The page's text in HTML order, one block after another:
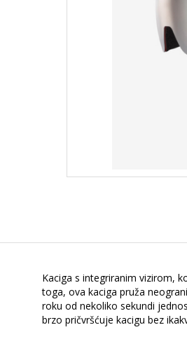
Kaciga s integriranim vizirom,
toga, ova kaciga pruža
roku od nekoliko sekundi
brzo pričvršćuje kacigu bez